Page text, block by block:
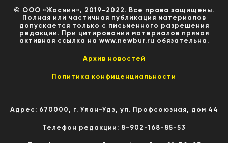
© ООО «Жасмин», 2019-2022. Все права защищены.
Полная или частичная публикация материалов
допускается только с письменного разрешения
редакции. При цитировании материалов прямая
активная ссылка на www.newbur.ru обязательна.
Архив новостей
Политика конфиценциальности
Адрес: 670000, г. Улан-Удэ, ул. Профсоюзная, дом 44
Телефон редакции: 8-902-168-85-53